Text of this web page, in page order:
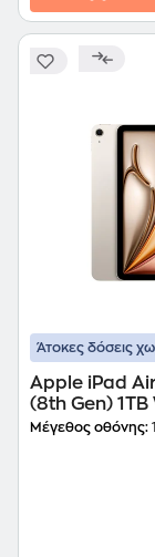
Άτοκες δόσεις
Apple iPad
(8th Gen) 1TB
Starlight
Μέγεθος οθόνης: